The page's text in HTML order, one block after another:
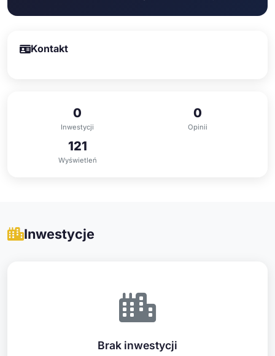
Kontakt
0
Inwestycji
0
Opinii
121
Wyświetleń
Inwestycje
Brak inwestycji